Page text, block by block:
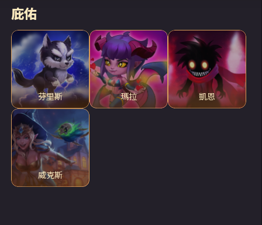
庇佑
芬里斯 瑪拉 凱恩
威克斯